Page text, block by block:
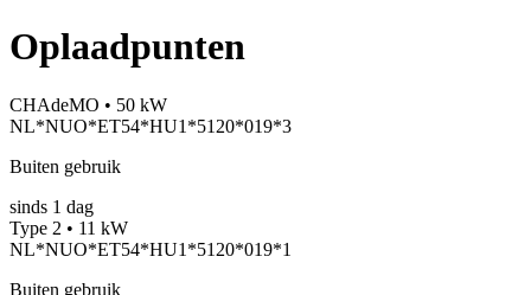
Oplaadpunten
CHAdeMO • 50 kW
NL*NUO*ET54*HU1*5120*019*3
Buiten gebruik
sinds 1 dag
Type 2 • 11 kW
NL*NUO*ET54*HU1*5120*019*1
Buiten gebruik